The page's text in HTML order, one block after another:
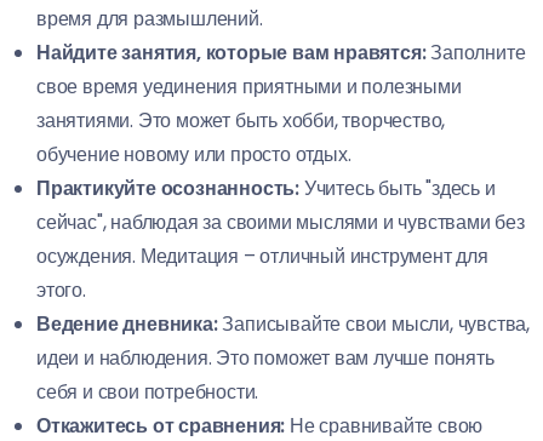
время для размышлений.
Найдите занятия, которые вам нравятся:Заполните
свое время уединения приятными и полезными
занятиями. Это может быть хобби, творчество,
обучение новому или просто отдых.
Практикуйте осознанность:Учитесь быть "здесь и
сейчас", наблюдая за своими мыслями и чувствами без
осуждения. Медитация – отличный инструмент для
этого.
Ведение дневника:Записывайте свои мысли, чувства,
идеи и наблюдения. Это поможет вам лучше понять
себя и свои потребности.
Откажитесь от сравнения: Не сравнивайте свою